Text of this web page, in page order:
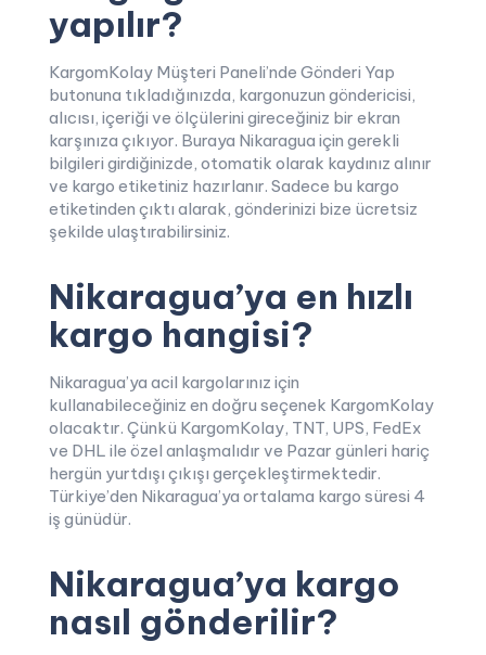
yapılır?
KargomKolay Müşteri Paneli’nde Gönderi Yap
butonuna tıkladığınızda, kargonuzun göndericisi,
alıcısı, içeriği ve ölçülerini gireceğiniz bir ekran
karşınıza çıkıyor. Buraya Nikaragua için gerekli
bilgileri girdiğinizde, otomatik olarak kaydınız alınır
ve kargo etiketiniz hazırlanır. Sadece bu kargo
etiketinden çıktı alarak, gönderinizi bize ücretsiz
şekilde ulaştırabilirsiniz.
Nikaragua’ya en hızlı
kargo hangisi?
Nikaragua’ya acil kargolarınız için
kullanabileceğiniz en doğru seçenek KargomKolay
olacaktır. Çünkü KargomKolay, TNT, UPS, FedEx
ve DHL ile özel anlaşmalıdır ve Pazar günleri hariç
hergün yurtdışı çıkışı gerçekleştirmektedir.
Türkiye’den Nikaragua’ya ortalama kargo süresi 4
iş günüdür.
Nikaragua’ya kargo
nasıl gönderilir?